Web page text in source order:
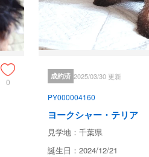
武郡
0
成約済 2025/03/30 更新
PY000004160
ヨークシャー・テリア
見学地：千葉県
誕生日：2024/12/21